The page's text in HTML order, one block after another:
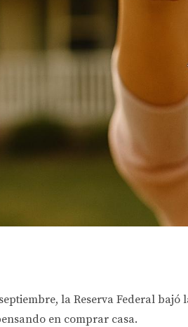
la Reserva Federal
en comprar casa.